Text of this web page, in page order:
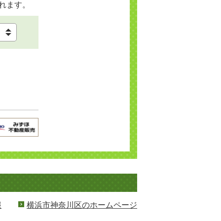
ます。
横浜市神奈川区のホームページ